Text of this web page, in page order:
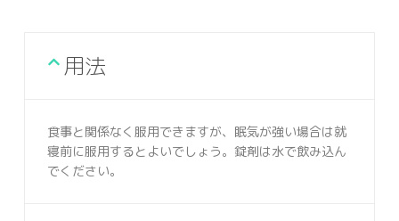
用法
食事と関係なく服用できますが、眠気が強い場合は就
寝前に服用するとよいでしょう。錠剤は水で飲み込ん
でください。